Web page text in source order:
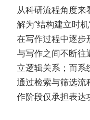
从科研流程角度来
解为“结构建立时
在写作过程中逐步
与写作之间不断往
立逻辑关系；而系
通过检索与筛选流
作阶段仅承担表达